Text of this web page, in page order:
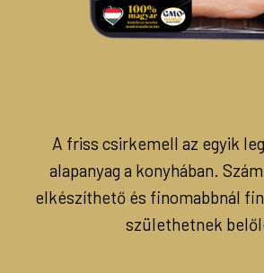
A friss csirkemell az egyik
alapanyag a konyhában.
elkészíthető és finomabbnál
születhetnek